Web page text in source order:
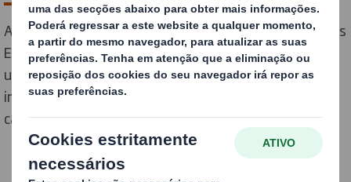
A DS Smith apresentou a sua nova linha de embalagens
ECOVETE destinadas ao setor hortofrutícola, durante
um evento de lançamento que primou pela qualidade e
inovação das soluções que foram apresentadas em
cartão canelado.